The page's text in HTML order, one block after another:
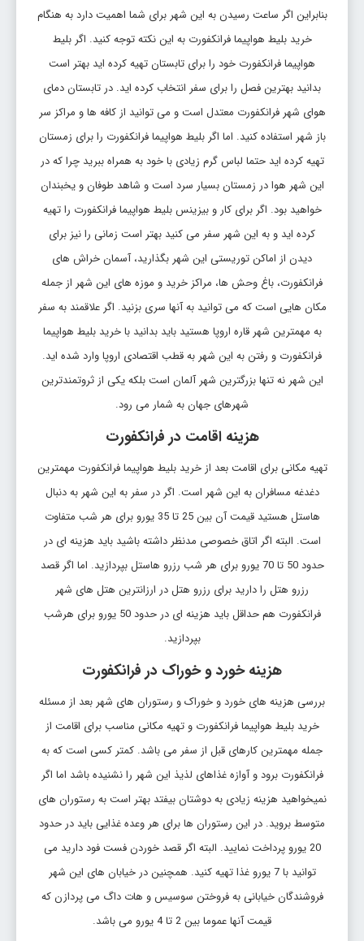
بنابراین اگر ساعت رسیدن به این شهر برای شما اهمیت دارد به هنگام
خرید بلیط هواپیما فرانکفورت به این نکته توجه کنید. اگر بلیط
هواپیما فرانکفورت خود را برای تابستان تهیه کرده اید بهتر است
بدانید بهترین فصل را برای سفر انتخاب کرده اید. در تابستان دمای
هوای شهر فرانکفورت معتدل است و می توانید از کافه ها و مراکز سر
باز شهر استفاده کنید. اما اگر بلیط هواپیما فرانکفورت را برای زمستان
تهیه کرده اید حتما لباس گرم زیادی با خود به همراه ببرید چرا که در
این شهر هوا در زمستان بسیار سرد است و شاهد طوفان و یخبندان
خواهید بود. اگر برای کار و بیزینس بلیط هواپیما فرانکفورت را تهیه
کرده اید و به این شهر سفر می کنید بهتر است زمانی را نیز برای
دیدن از اماکن توریستی این شهر بگذارید، آسمان خراش های
فرانکفورت، باغ وحش ها، مراکز خرید و موزه های این شهر از جمله
مکان هایی است که می توانید به آنها سری بزنید. اگر علاقمند به سفر
به مهمترین شهر قاره اروپا هستید باید بدانید با خرید بلیط هواپیما
فرانکفورت و رفتن به این شهر به قطب اقتصادی اروپا وارد شده اید.
این شهر نه تنها بزرگترین شهر آلمان است بلکه یکی از ثروتمندترین
شهرهای جهان به شمار می رود.
هزینه اقامت در فرانکفورت
تهیه مکانی برای اقامت بعد از خرید بلیط هواپیما فرانکفورت مهمترین
دغدغه مسافران به این شهر است. اگر در سفر به این شهر به دنبال
هاستل هستید قیمت آن بین 25 تا 35 یورو برای هر شب متفاوت
است. البته اگر اتاق خصوصی مدنظر داشته باشید باید هزینه ای در
حدود 50 تا 70 یورو برای هر شب رزرو هاستل بپردازید. اما اگر قصد
رزرو هتل را دارید برای رزرو هتل در ارزانترین هتل های شهر
فرانکفورت هم حداقل باید هزینه ای در حدود 50 یورو برای هرشب
بپردازید.
هزینه خورد و خوراک در فرانکفورت
بررسی هزینه های خورد و خوراک و رستوران های شهر بعد از مسئله
خرید بلیط هواپیما فرانکفورت و تهیه مکانی مناسب برای اقامت از
جمله مهمترین کارهای قبل از سفر می باشد. کمتر کسی است که به
فرانکفورت برود و آوازه غذاهای لذیذ این شهر را نشنیده باشد اما اگر
نمیخواهید هزینه زیادی به دوشتان بیفتد بهتر است به رستوران های
متوسط بروید. در این رستوران ها برای هر وعده غذایی باید در حدود
20 یورو پرداخت نمایید. البته اگر قصد خوردن فست فود دارید می
توانید با 7 یورو غذا تهیه کنید. همچنین در خیابان های این شهر
فروشندگان خیابانی به فروختن سوسیس و هات داگ می پردازن که
قیمت آنها عموما بین 2 تا 4 یورو می باشد.